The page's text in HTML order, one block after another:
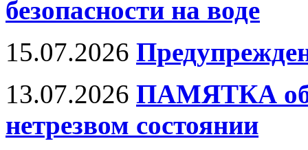
безопасности на воде
15.07.2026
13.07.2026 ПАМЯТКА об
нетрезвом состоянии